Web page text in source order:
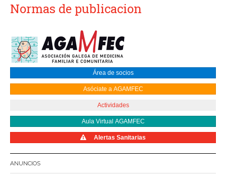
Normas de publicacion
Área de socios
Asóciate a AGAMFEC
Actividades
Aula Virtual AGAMFEC
Alertas Sanitarias
ANUNCIOS